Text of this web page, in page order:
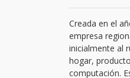
Creada en el
empresa
inicialmente al
hogar,
computación.